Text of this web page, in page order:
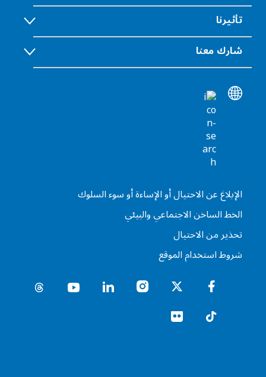
تأثيرنا
شارك معنا
الإبلاغ عن الاحتيال أو الإساءة أو سوء السلوك
الخط الساخن الاجتماعي والبيئي
تحذير من الاحتيال
شروط استخدام الموقع